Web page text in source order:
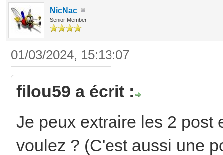
NicNac
Senior Member
01/03/2024, 15:13:07
filou59 a écrit :
Je peux extraire les 2 post
voulez ? (C'est aussi une